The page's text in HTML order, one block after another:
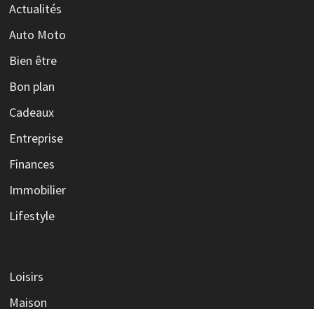
Actualités
Auto Moto
Bien être
Bon plan
Cadeaux
Entreprise
Finances
Immobilier
Lifestyle
Loisirs
Maison